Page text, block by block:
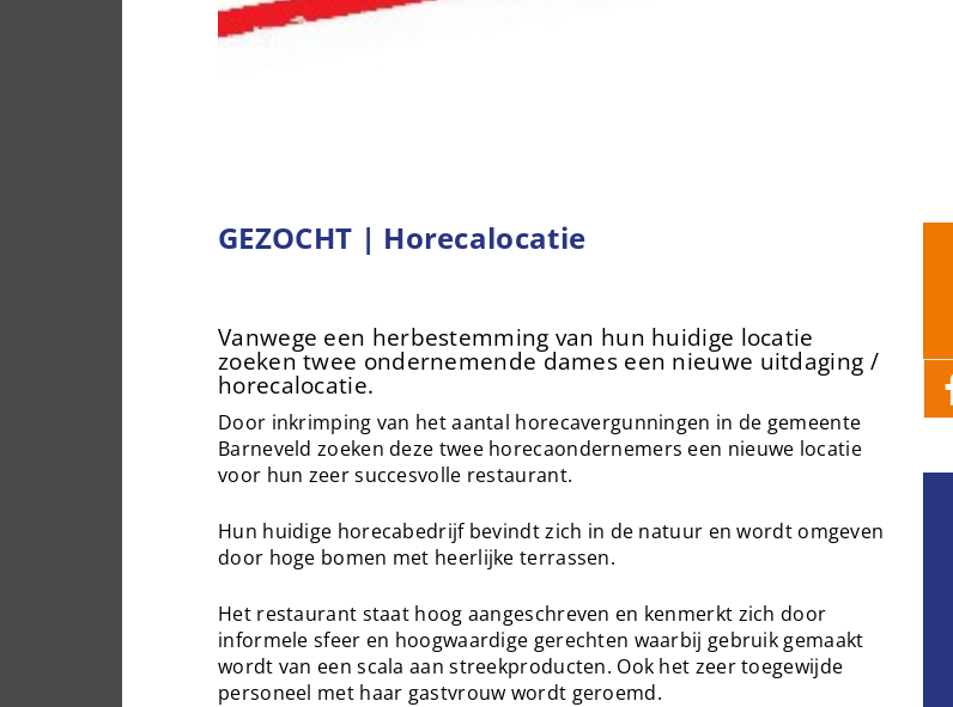
GEZOCHT | Horecalocatie
Vanwege een herbestemming van hun huidige locatie
zoeken twee ondernemende dames een nieuwe uitdaging /
horecalocatie.
Door inkrimping van het aantal horecavergunningen in de gemeente
Barneveld zoeken deze twee horecaondernemers een nieuwe locatie
voor hun zeer succesvolle restaurant.
Hun huidige horecabedrijf bevindt zich in de natuur en wordt omgeven
door hoge bomen met heerlijke terrassen.
Het restaurant staat hoog aangeschreven en kenmerkt zich door
informele sfeer en hoogwaardige gerechten waarbij gebruik gemaakt
wordt van een scala aan streekproducten. Ook het zeer toegewijde
personeel met haar gastvrouw wordt geroemd.